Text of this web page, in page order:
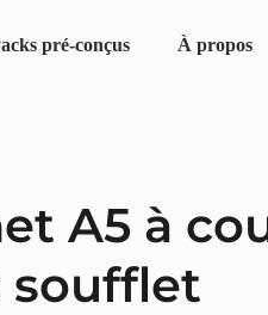
pré-conçus À propos
A5 à
soufflet